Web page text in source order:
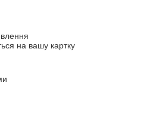
на вашу картку